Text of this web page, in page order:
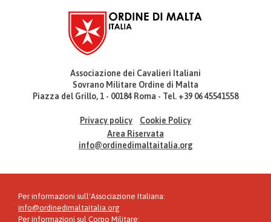
Associazione dei Cavalieri Italiani
Sovrano Militare Ordine di Malta
Piazza del Grillo, 1 - 00184 Roma - Tel. +39 06 45541558
Privacy policy
Cookie Policy
Area Riservata
info@ordinedimaltaitalia.org
Per informazioni sull'Associazione Italiana:
info@ordinedimaltaitalia.org
Per informazioni sul Corpo Militare: